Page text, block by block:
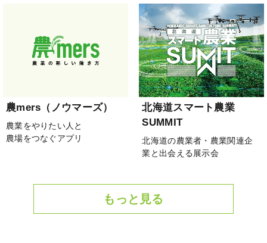
農mers（ノウマーズ）
農業をやりたい人と
農場をつなぐアプリ
北海道スマート農業
SUMMIT
北海道の農業者・農業関連企
業と出会える展示会
もっと見る